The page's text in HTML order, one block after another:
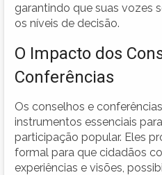
garantindo que suas vozes
os níveis de decisão.
O Impacto dos
Conferências
Os conselhos e
instrumentos essenciais
participação popular. Eles
formal para que cidadãos
experiências e visões,